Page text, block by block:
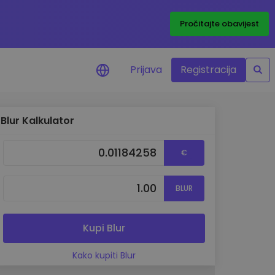
Pročitajte obavijest
Prijava Registracija
Blur Kalkulator
€
BLUR
Kupi Blur
Kako kupiti Blur